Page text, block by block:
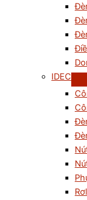
IDEC